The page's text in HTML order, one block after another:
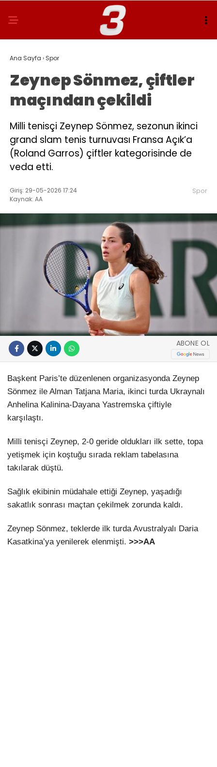
Ana Sayfa › Spor
Zeynep Sönmez, çiftler
maçından çekildi
Milli tenisçi Zeynep Sönmez, sezonun ikinci
grand slam tenis turnuvası Fransa Açık’a
(Roland Garros) çiftler kategorisinde de
veda etti.
Giriş: 29-05-2026 17:24
Kaynak: AA
Spor
ABONE OL
Başkent Paris’te düzenlenen organizasyonda Zeynep
Sönmez ile Alman Tatjana Maria, ikinci turda Ukraynalı
Anhelina Kalinina-Dayana Yastremska çiftiyle
karşılaştı.
Milli tenisçi Zeynep, 2-0 geride oldukları ilk sette, topa
yetişmek için koştuğu sırada reklam tabelasına
takılarak düştü.
Sağlık ekibinin müdahale ettiği Zeynep, yaşadığı
sakatlık sonrası maçtan çekilmek zorunda kaldı.
Zeynep Sönmez, teklerde ilk turda Avustralyalı Daria
Kasatkina’ya yenilerek elenmişti. >>>AA